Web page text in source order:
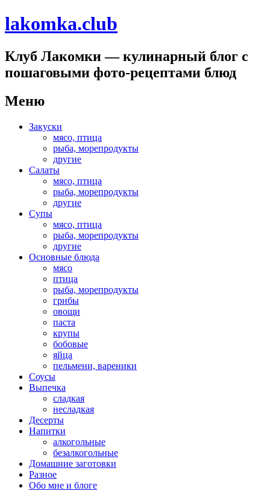
lakomka.club
Клуб Лакомки — кулинарный блог с
пошаговыми фото-рецептами блюд
Меню
Перейти
содержимому
Закуски
мясо, птица
рыба, морепродукты
другие
Салаты
мясо, птица
рыба, морепродукты
другие
Супы
мясо, птица
рыба, морепродукты
другие
Основные блюда
мясо
птица
рыба, морепродукты
грибы
овощи
паста
крупы
бобовые
яйца
пельмени, вареники
Соусы
Выпечка
сладкая
несладкая
Десерты
Напитки
алкогольные
безалкогольные
Домашние заготовки
Разное
Обо мне и блоге